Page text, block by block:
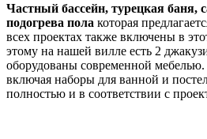
Частный бассейн, турецкая баня,
подогрева пола которая
всех проектах также включены в
этому на нашей вилле есть 2
оборудованы современной мебелью.
включая наборы для ванной и
полностью и в соответствии с